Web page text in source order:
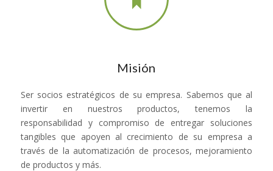
Misión
Ser socios estratégicos de su empresa. Sabemos que al
invertir en nuestros productos, tenemos la
responsabilidad y compromiso de entregar soluciones
tangibles que apoyen al crecimiento de su empresa a
través de la automatización de procesos, mejoramiento
de productos y más.